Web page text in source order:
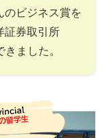
のビジネス賞を
証券取引所
ました。